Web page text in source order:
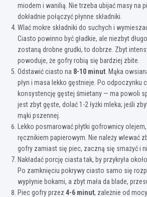
miodem i wanilią. Nie trzeba ubijać masy na
dokładnie połączyć płynne składniki.
Wlać mokre składniki do suchych i
Ciasto powinno być gładkie, ale niezbyt
zostaną drobne grudki, to dobrze. Zbyt
powoduje, że gofry robią się bardziej zbite.
Odstawić ciasto na 8-10 minut . Mąka
płyn i masa lekko gęstnieje. Po odpoczynku
konsystencję gęstej śmietany — ma powoli
jest zbyt gęste, dolać 1-2 łyżki mleka; jeśli
mąki pszennej.
Lekko posmarować płytki gofrownicy
ręcznikiem papierowym. Nie należy wlewać
gofry zamiast się piec, zaczną się smażyć i
Nakładać porcję ciasta tak, by przykryła około
Po zamknięciu pokrywy ciasto samo się
wypłynie bokami, a zbyt mała da blade,
Piec gofry przez 4-6 minut, zależnie od